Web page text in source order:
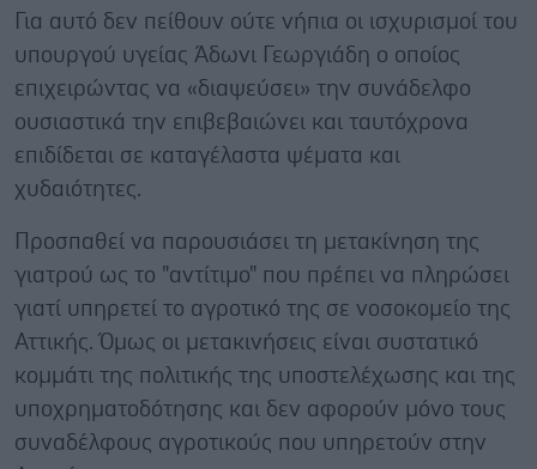
Για αυτό δεν πείθουν ούτε νήπια οι ισχυρισμοί του
υπουργού υγείας Άδωνι Γεωργιάδη ο οποίος
επιχειρώντας να «διαψεύσει» την συνάδελφο
ουσιαστικά την επιβεβαιώνει και ταυτόχρονα
επιδίδεται σε καταγέλαστα ψέματα και
χυδαιότητες.
Προσπαθεί να παρουσιάσει τη μετακίνηση της
γιατρού ως το "αντίτιμο" που πρέπει να πληρώσει
γιατί υπηρετεί το αγροτικό της σε νοσοκομείο της
Αττικής. Όμως οι μετακινήσεις είναι συστατικό
κομμάτι της πολιτικής της υποστελέχωσης και της
υποχρηματοδότησης και δεν αφορούν μόνο τους
συναδέλφους αγροτικούς που υπηρετούν στην